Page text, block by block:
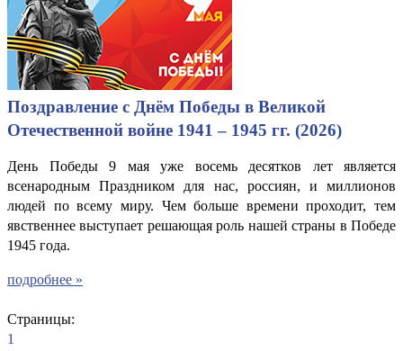
Поздравление с Днём Победы в Великой
Отечественной войне 1941 – 1945 гг. (2026)
День Победы 9 мая уже восемь десятков лет является
всенародным Праздником для нас, россиян, и миллионов
людей по всему миру. Чем больше времени проходит, тем
явственнее выступает решающая роль нашей страны в Победе
1945 года.
подробнее »
Страницы:
1